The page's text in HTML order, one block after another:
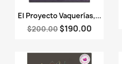
Vista rápida
El Proyecto Vaquerías,...
$200.00 $190.00